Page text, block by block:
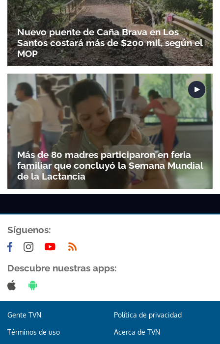
Nuevo puente de Caña Brava en Los
Santos costará más de $200 mil, según el
MOP
Más de 80 madres participaron en feria
familiar que concluyó la Semana Mundial
de la Lactancia
Síguenos:
Descubre nuestras apps:
Gente TVN Política de privacidad
Términos de uso Acerca de TVN